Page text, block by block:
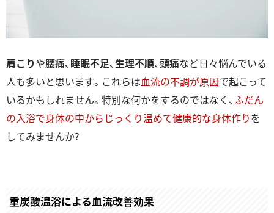
肩こりや腰痛、 睡眠不足、生理不順、頭痛など日々悩んでいる
人も多いと思います。これらは血流の不調が原因で起こって
いるかもしれません。特別な何かをするのではなく、 ふだん
の入浴で身体の中からじっくり温めて健康的な身体作りを
してみませんか?
重炭酸温浴による⾎流改善効果